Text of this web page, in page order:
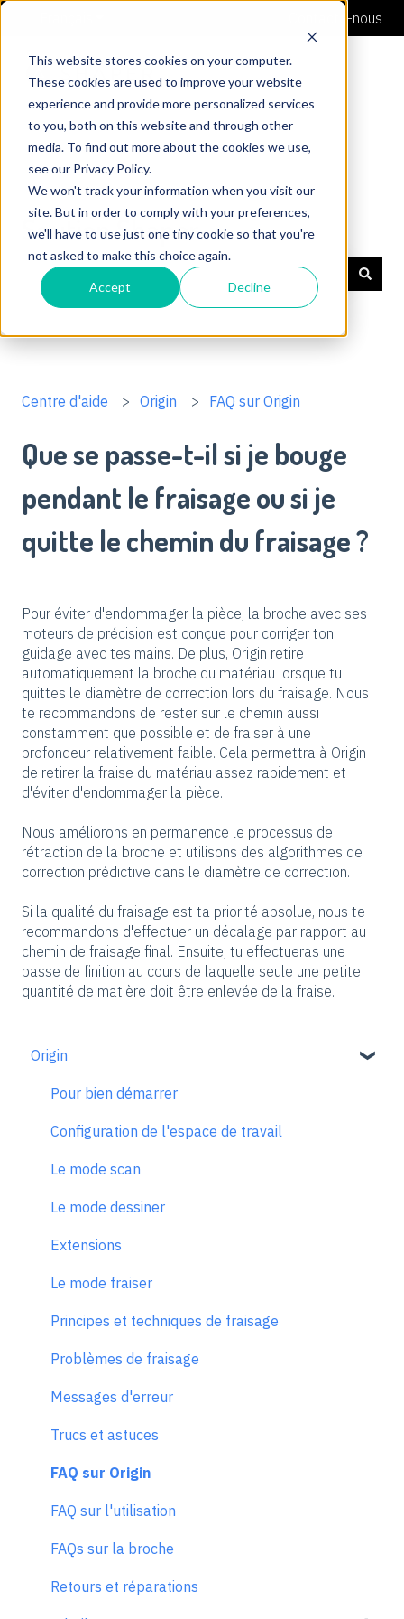
This website stores cookies on your computer.
These cookies are used to improve your website
experience and provide more personalized services
to you, both on this website and through other
media. To find out more about the cookies we use,
see our Privacy Policy.
We won't track your information when you visit our
site. But in order to comply with your preferences,
we'll have to use just one tiny cookie so that you're
not asked to make this choice again.
Accept Decline
Afficher le sous-menu pour les traductions
Contacte-nous
Soutien Shaper
Il n'y a aucune suggestion car le champ de recherche
Centre d'aide Origin FAQ sur Origin
Que se passe-t-il si je bouge
pendant le fraisage ou si je
quitte le chemin du fraisage ?
Pour éviter d'endommager la pièce, la broche avec ses
moteurs de précision est conçue pour corriger ton
guidage avec tes mains. De plus, Origin retire
automatiquement la broche du matériau lorsque tu
quittes le diamètre de correction lors du fraisage. Nous
te recommandons de rester sur le chemin aussi
constamment que possible et de fraiser à une
profondeur relativement faible. Cela permettra à Origin
de retirer la fraise du matériau assez rapidement et
d'éviter d'endommager la pièce.
Nous améliorons en permanence le processus de
rétraction de la broche et utilisons des algorithmes de
correction prédictive dans le diamètre de correction.
Si la qualité du fraisage est ta priorité absolue, nous te
recommandons d'effectuer un décalage par rapport au
chemin de fraisage final. Ensuite, tu effectueras une
passe de finition au cours de laquelle seule une petite
quantité de matière doit être enlevée de la fraise.
Origin
Pour bien démarrer
Configuration de l'espace de travail
Le mode scan
Le mode dessiner
Extensions
Le mode fraiser
Principes et techniques de fraisage
Problèmes de fraisage
Messages d'erreur
Trucs et astuces
FAQ sur Origin
FAQ sur l'utilisation
FAQs sur la broche
Retours et réparations